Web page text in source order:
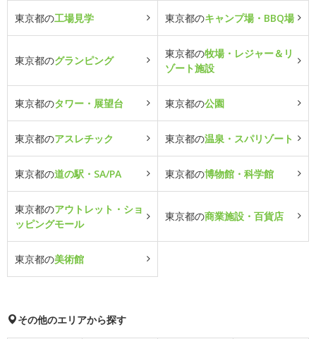
東京都の工場見学 東京都のキャンプ場・BBQ場
東京都のグランピング
東京都の牧場・レジャー＆リ
ゾート施設
東京都のタワー・展望台 東京都の公園
東京都のアスレチック 東京都の温泉・スパリゾート
東京都の道の駅・SA/PA 東京都の博物館・科学館
東京都のアウトレット・ショ
ッピングモール
東京都の商業施設・百貨店
東京都の美術館
その他のエリアから探す